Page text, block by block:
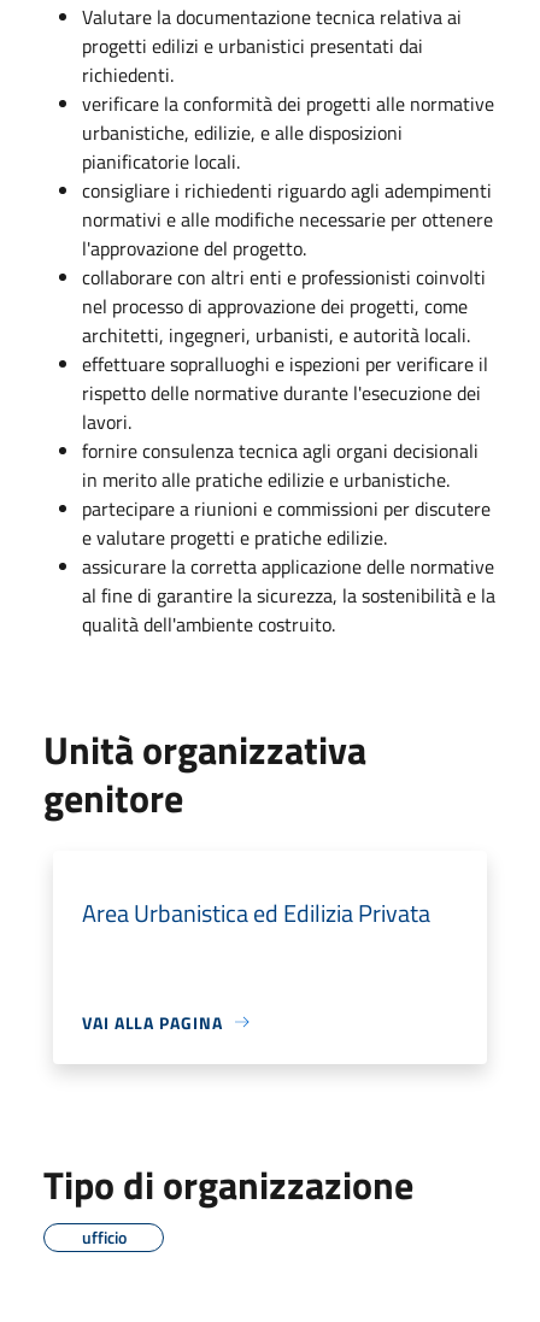
Valutare la documentazione tecnica relativa ai
progetti edilizi e urbanistici presentati dai
richiedenti.
verificare la conformità dei progetti alle normative
urbanistiche, edilizie, e alle disposizioni
pianificatorie locali.
consigliare i richiedenti riguardo agli adempimenti
normativi e alle modifiche necessarie per ottenere
l'approvazione del progetto.
collaborare con altri enti e professionisti coinvolti
nel processo di approvazione dei progetti, come
architetti, ingegneri, urbanisti, e autorità locali.
effettuare sopralluoghi e ispezioni per verificare il
rispetto delle normative durante l'esecuzione dei
lavori.
fornire consulenza tecnica agli organi decisionali
in merito alle pratiche edilizie e urbanistiche.
partecipare a riunioni e commissioni per discutere
e valutare progetti e pratiche edilizie.
assicurare la corretta applicazione delle normative
al fine di garantire la sicurezza, la sostenibilità e la
qualità dell'ambiente costruito.
Unità organizzativa
genitore
Area Urbanistica ed Edilizia Privata
VAI ALLA PAGINA
Tipo di organizzazione
ufficio